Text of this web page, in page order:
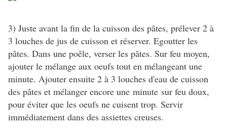
3) Juste avant la fin de la cuisson des pâtes, prélever 2 à
3 louches de jus de cuisson et réserver. Egoutter les
pâtes. Dans une poêle, verser les pâtes. Sur feu moyen,
ajouter le mélange aux oeufs tout en mélangeant une
minute. Ajouter ensuite 2 à 3 louches d'eau de cuisson
des pâtes et mélanger encore une minute sur feu doux,
pour éviter que les oeufs ne cuisent trop. Servir
immédiatement dans des assiettes creuses.